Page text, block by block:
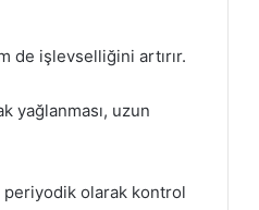
de işlevselliğini artırır.
yağlanması, uzun
periyodik olarak kontrol